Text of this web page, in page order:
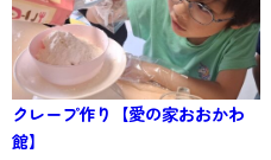
クレープ作り【愛の家おおかわ
館】